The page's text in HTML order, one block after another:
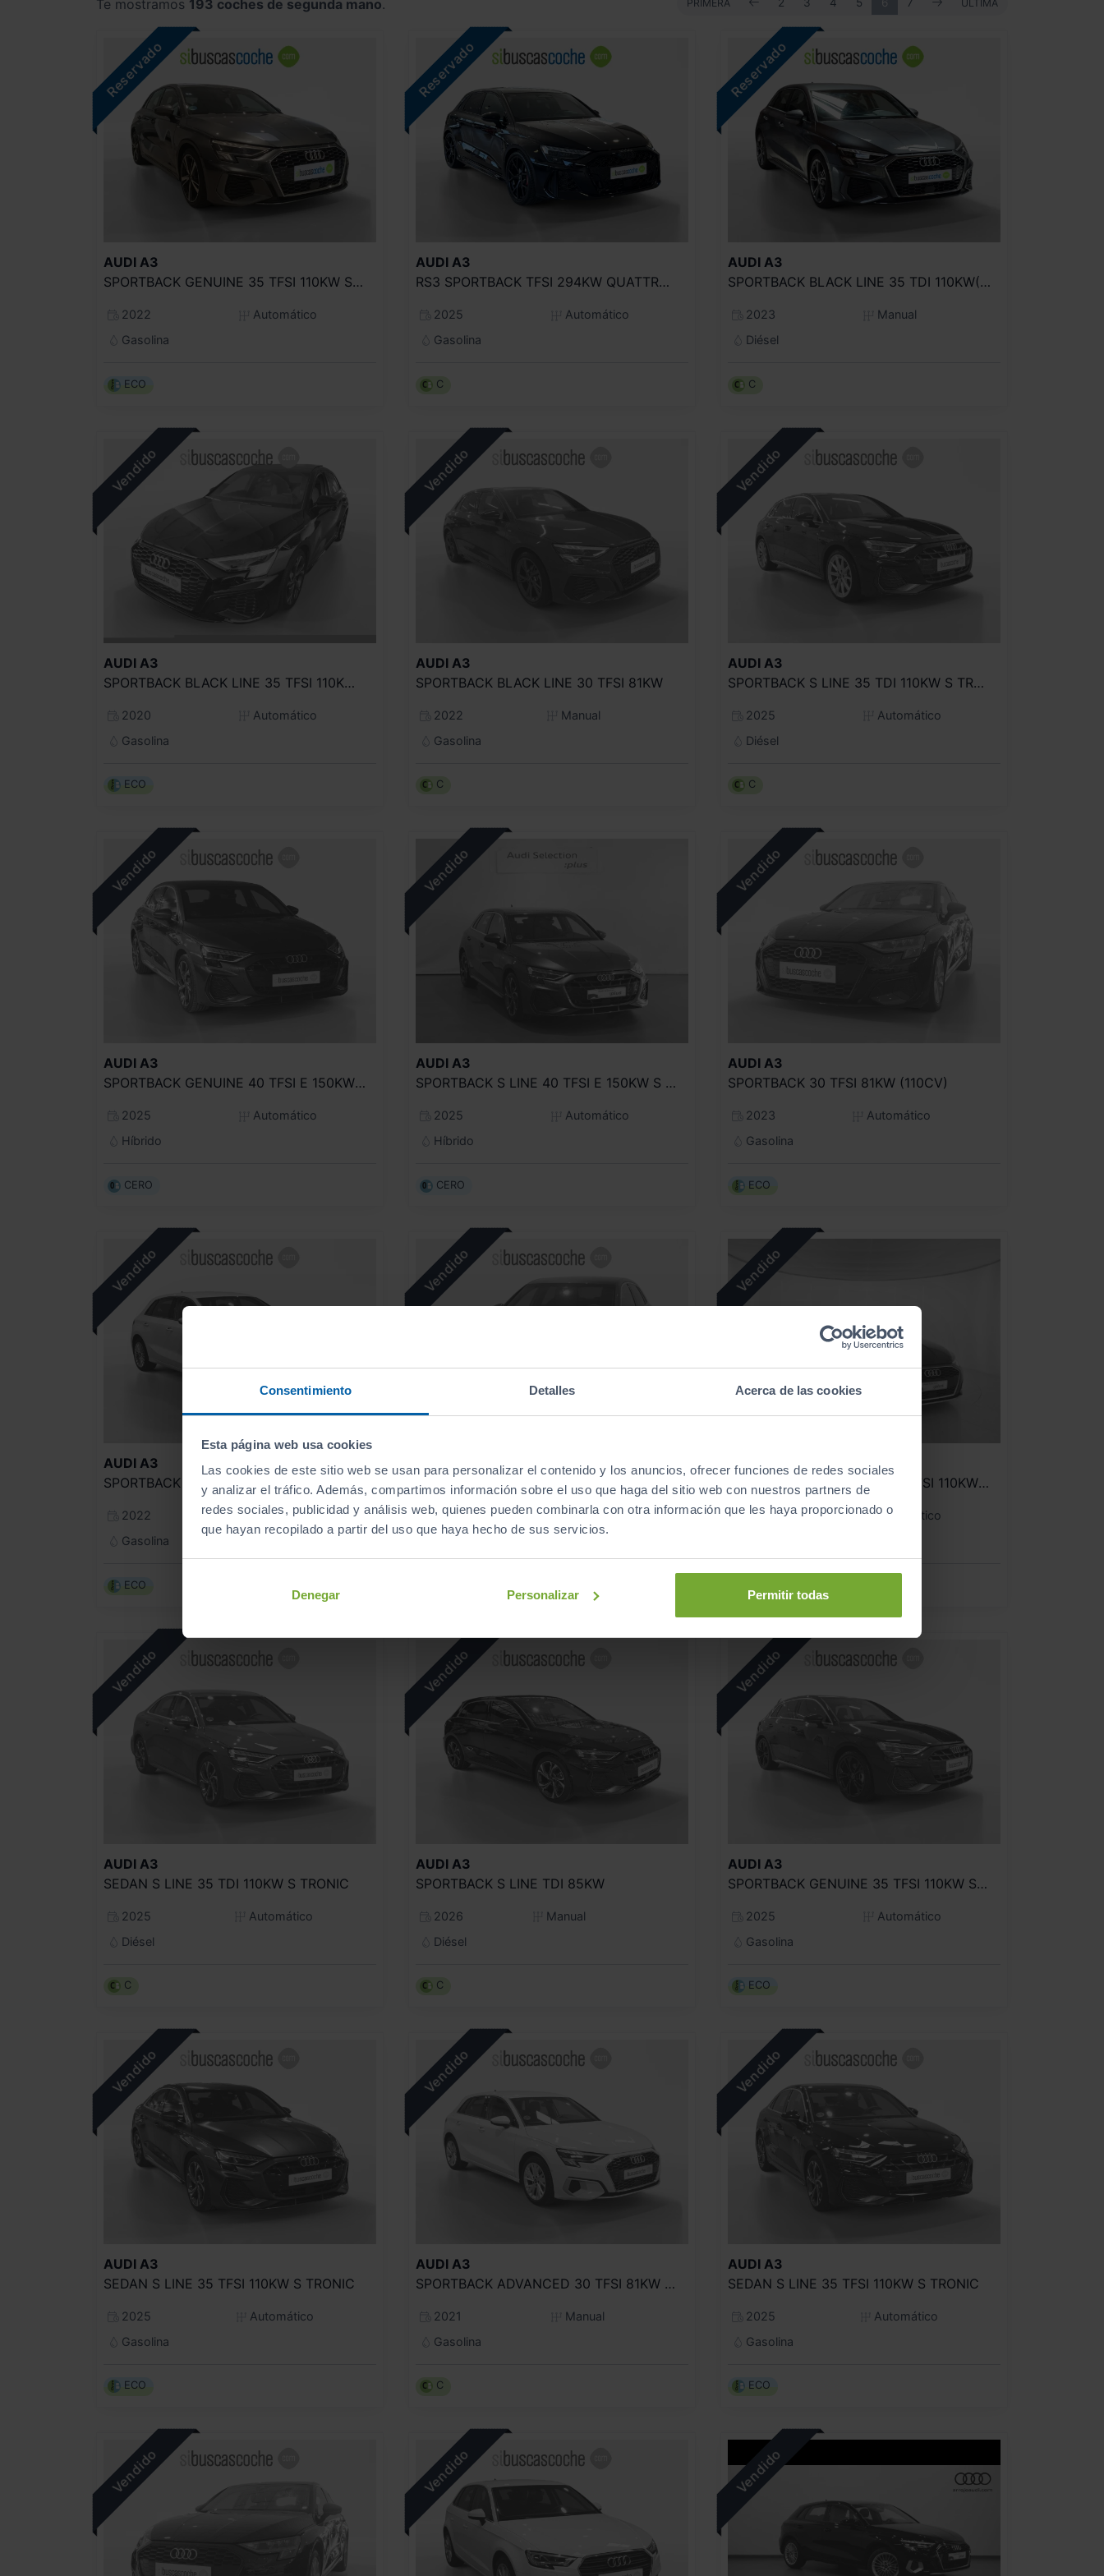
Consentimiento Detalles Acerca de las cookies
Esta página web usa cookies
Las cookies de este sitio web se usan para personalizar el contenido y los anuncios, ofrecer funciones de redes sociales
y analizar el tráfico. Además, compartimos información sobre el uso que haga del sitio web con nuestros partners de
redes sociales, publicidad y análisis web, quienes pueden combinarla con otra información que les haya proporcionado o
que hayan recopilado a partir del uso que haya hecho de sus servicios.
Denegar Personalizar Permitir todas
Te mostramos 193 coches de segunda mano. PRIMERA 2 3 4 5 6 7 ÚLTIMA
AUDI A3
SPORTBACK GENUINE 35 TFSI 110KW S TRONIC
2022
Automático
Gasolina
ECO
AUDI A3
RS3 SPORTBACK TFSI 294KW QUATTRO S TRON
2025
Automático
Gasolina
C
AUDI A3
SPORTBACK BLACK LINE 35 TDI 110KW(150CV)
2023
Manual
Diésel
C
AUDI A3
SPORTBACK BLACK LINE 35 TFSI 110KW S TRO
2020
Automático
Gasolina
ECO
AUDI A3
SPORTBACK BLACK LINE 30 TFSI 81KW
2022
Manual
Gasolina
C
AUDI A3
SPORTBACK S LINE 35 TDI 110KW S TRONIC
2025
Automático
Diésel
C
AUDI A3
SPORTBACK GENUINE 40 TFSI E 150KW S TRON
2025
Automático
Híbrido
CERO
AUDI A3
SPORTBACK S LINE 40 TFSI E 150KW S TRON
2025
Automático
Híbrido
CERO
AUDI A3
SPORTBACK 30 TFSI 81KW (110CV)
2023
Automático
Gasolina
ECO
AUDI A3
SPORTBACK ADVANCED 30 TFSI 81KW S TRONIC
2022
Automático
Gasolina
ECO
SPORTBACK S LINE 35 TFSI 110KW S TRONIC
2025
Automático
Gasolina
AUDI
SPORTBACK ADVANCED 35 TFSI 110KW (150CV)
2023
Automático
AUDI A3
SEDAN S LINE 35 TDI 110KW S TRONIC
2025
Automático
Diésel
C
AUDI A3
SPORTBACK S LINE TDI 85KW
2026
Manual
Diésel
C
AUDI A3
SPORTBACK GENUINE 35 TFSI 110KW S TRONIC
2025
Automático
Gasolina
ECO
AUDI A3
SEDAN S LINE 35 TFSI 110KW S TRONIC
2025
Automático
Gasolina
ECO
AUDI A3
SPORTBACK ADVANCED 30 TFSI 81KW (110CV)
2021
Manual
Gasolina
C
AUDI A3
SEDAN S LINE 35 TFSI 110KW S TRONIC
2025
Automático
Gasolina
ECO